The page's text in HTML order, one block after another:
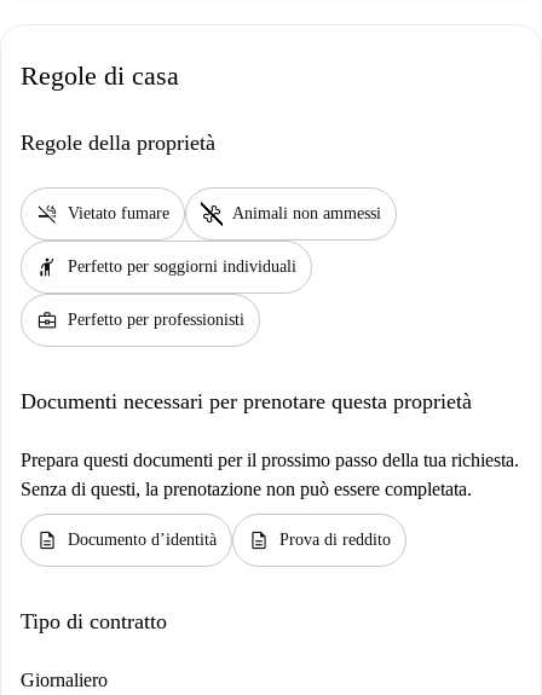
Regole di casa
Regole della proprietà
smoke_free Vietato fumare pet_supplies Animali non ammessi
hail Perfetto per soggiorni individuali
business_center Perfetto per professionisti
Documenti necessari per prenotare questa proprietà
Prepara questi documenti per il prossimo passo della tua richiesta.
Senza di questi, la prenotazione non può essere completata.
description Documento d’identità description Prova di reddito
Tipo di contratto
Giornaliero